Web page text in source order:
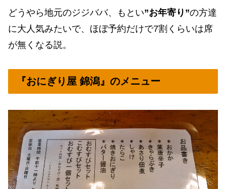
どうやら地元のジジババ、もとい”お年寄り”の方達
に大人気みたいで、ほぼ予約だけで7割くらいは席
が無くなる説。
『おにぎり屋 錦潟』のメニュー